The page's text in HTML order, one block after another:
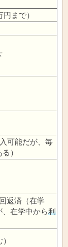
まで）
可能だが、毎
）
返済（在学
在学中から利